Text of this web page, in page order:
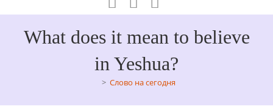
A
T
What does it mean to believe
in Yeshua?
> Слово на сегодня